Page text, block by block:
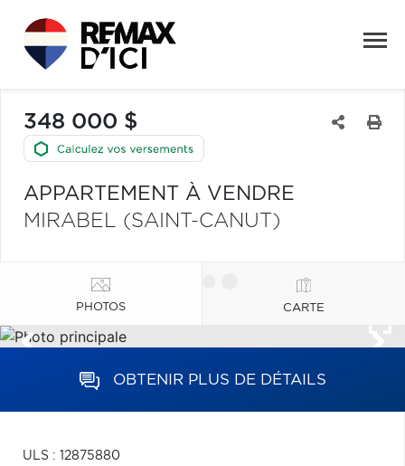
348 000 $
APPARTEMENT À VENDRE
MIRABEL (SAINT-CANUT)
PHOTOS CARTE
OBTENIR PLUS DE DÉTAILS
ULS : 12875880